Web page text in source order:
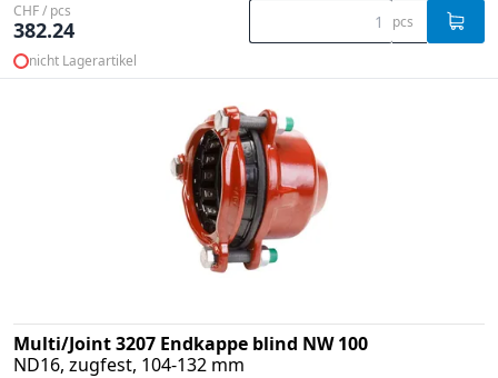
CHF / pcs
382.24 pcs
nicht Lagerartikel
Multi/Joint 3207 Endkappe blind NW 100
ND16, zugfest, 104-132 mm